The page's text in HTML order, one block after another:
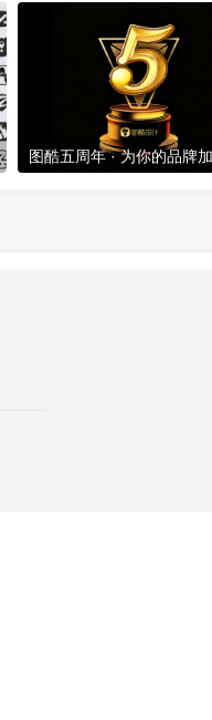
图酷五周年 · 为你的品牌